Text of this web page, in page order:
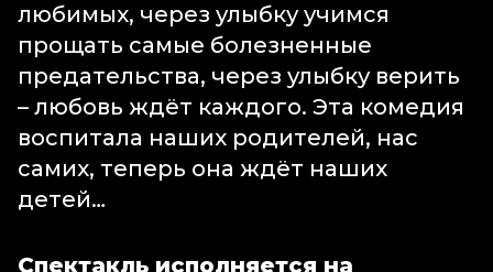
любимых, через улыбку учимся
прощать самые болезненные
предательства, через улыбку верить
– любовь ждёт каждого. Эта комедия
воспитала наших родителей, нас
самих, теперь она ждёт наших
детей…
Спектакль исполняется на